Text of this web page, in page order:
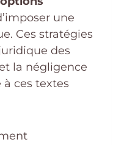
une
Ces stratégies
des
la négligence
ces textes